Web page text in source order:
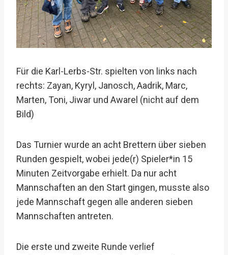
Für die Karl-Lerbs-Str. spielten von links nach
rechts: Zayan, Kyryl, Janosch, Aadrik, Marc,
Marten, Toni, Jiwar und Awarel (nicht auf dem
Bild)
Das Turnier wurde an acht Brettern über sieben
Runden gespielt, wobei jede(r) Spieler*in 15
Minuten Zeitvorgabe erhielt. Da nur acht
Mannschaften an den Start gingen, musste also
jede Mannschaft gegen alle anderen sieben
Mannschaften antreten.
Die erste und zweite Runde verlief